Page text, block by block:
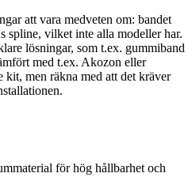
att vara medveten om: bandet
spline, vilket inte alla modeller har.
lösningar, som t.ex. gummiband
med t.ex. Akozon eller
kit, men räkna med att det kräver
för hög hållbarhet och